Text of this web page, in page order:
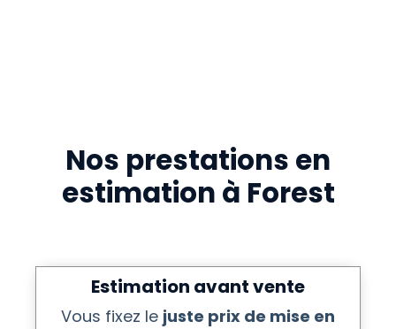
Nos prestations en
estimation à Forest
Estimation avant vente
Vous fixez le juste prix de mise en